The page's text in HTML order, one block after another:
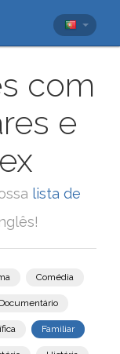
com
e
lista de
Comédia
Documentário
Familiar